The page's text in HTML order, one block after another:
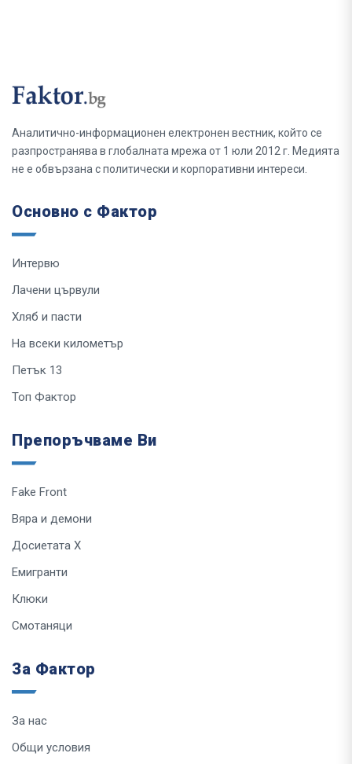
Аналитично-информационен електронен вестник, който се
разпространява в глобалната мрежа от 1 юли 2012 г. Медията
не е обвързана с политически и корпоративни интереси.
Основно с Фактор
Интервю
Лачени цървули
Хляб и пасти
На всеки километър
Петък 13
Топ Фактор
Препоръчваме Ви
Fake Front
Вяра и демони
Досиетата Х
Емигранти
Клюки
Смотаняци
За Фактор
За нас
Общи условия